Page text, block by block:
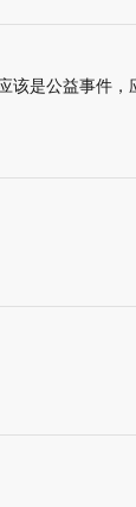
该是公益事件